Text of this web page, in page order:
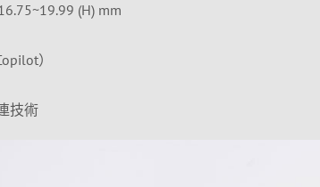
(H) mm
）
技術